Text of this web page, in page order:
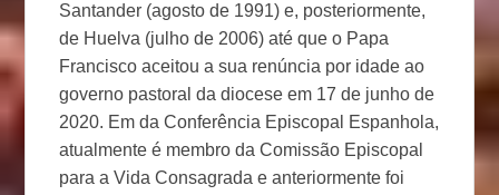
Santander (agosto de 1991) e, posteriormente,
de Huelva (julho de 2006) até que o Papa
Francisco aceitou a sua renúncia por idade ao
governo pastoral da diocese em 17 de junho de
2020. Em da Conferência Episcopal Espanhola,
atualmente é membro da Comissão Episcopal
para a Vida Consagrada e anteriormente foi